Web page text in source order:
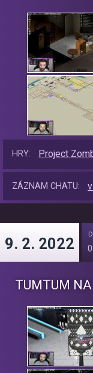
HRY: Project
ZÁZNAM CHATU:
9. 2. 2022
TUMTUM